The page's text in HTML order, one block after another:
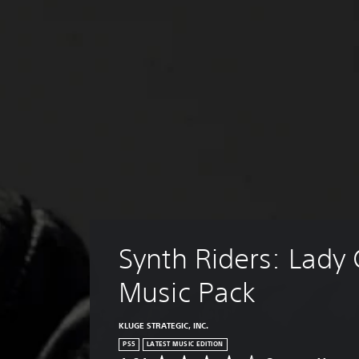
Synth Riders: Lady
Music Pack
KLUGE STRATEGIC, INC.
PS5 LATEST MUSIC EDITION